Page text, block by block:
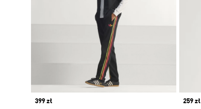
Price
399 zł Price
259 zł